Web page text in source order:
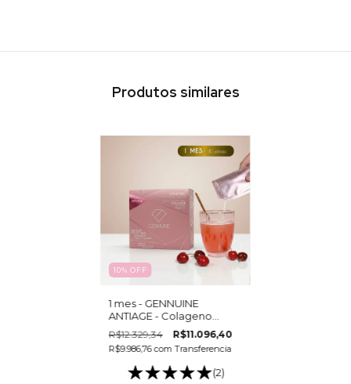
Produtos similares
10% OFF
1 mes - GENNUINE
ANTIAGE - Colageno
hidrolizado bebible x 15
sobres
R$12.329,34 R$11.096,40
R$9.986,76com Transferencia
(2)